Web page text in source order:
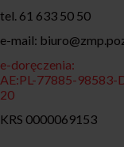
tel. 61 633 50 50
e-mail:
e-doręczenia:
AE:PL-77885-98583-
20
KRS 0000069153